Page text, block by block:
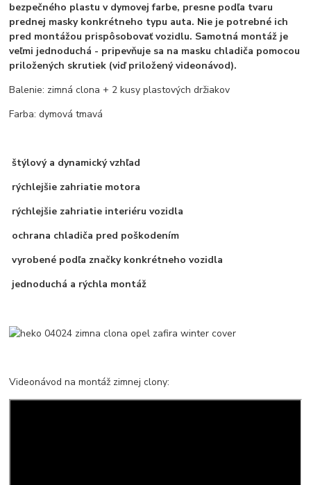
bezpečného plastu v dymovej farbe, presne podľa tvaru
prednej masky konkrétneho typu auta. Nie je potrebné ich
pred montážou prispôsobovať vozidlu. Samotná montáž je
veľmi jednoduchá - pripevňuje sa na masku chladiča pomocou
priložených skrutiek (viď priložený videonávod).
Balenie: zimná clona + 2 kusy plastových držiakov
Farba: dymová tmavá
štýlový a dynamický vzhľad
rýchlejšie zahriatie motora
rýchlejšie zahriatie interiéru vozidla
ochrana chladiča pred poškodením
vyrobené podľa značky konkrétneho vozidla
jednoduchá a rýchla montáž
Videonávod na montáž zimnej clony: